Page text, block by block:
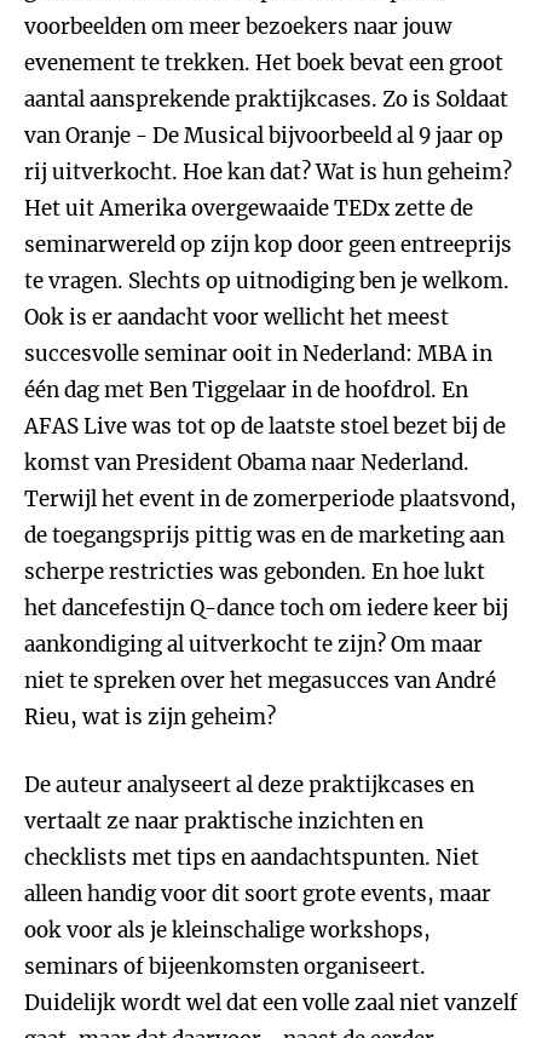
voorbeelden om meer bezoekers naar jouw
evenement te trekken. Het boek bevat een groot
aantal aansprekende praktijkcases. Zo is Soldaat
van Oranje - De Musical bijvoorbeeld al 9 jaar op
rij uitverkocht. Hoe kan dat? Wat is hun geheim?
Het uit Amerika overgewaaide TEDx zette de
seminarwereld op zijn kop door geen entreeprijs
te vragen. Slechts op uitnodiging ben je welkom.
Ook is er aandacht voor wellicht het meest
succesvolle seminar ooit in Nederland: MBA in
één dag met Ben Tiggelaar in de hoofdrol. En
AFAS Live was tot op de laatste stoel bezet bij de
komst van President Obama naar Nederland.
Terwijl het event in de zomerperiode plaatsvond,
de toegangsprijs pittig was en de marketing aan
scherpe restricties was gebonden. En hoe lukt
het dancefestijn Q-dance toch om iedere keer bij
aankondiging al uitverkocht te zijn? Om maar
niet te spreken over het megasucces van André
Rieu, wat is zijn geheim?
De auteur analyseert al deze praktijkcases en
vertaalt ze naar praktische inzichten en
checklists met tips en aandachtspunten. Niet
alleen handig voor dit soort grote events, maar
ook voor als je kleinschalige workshops,
seminars of bijeenkomsten organiseert.
Duidelijk wordt wel dat een volle zaal niet vanzelf